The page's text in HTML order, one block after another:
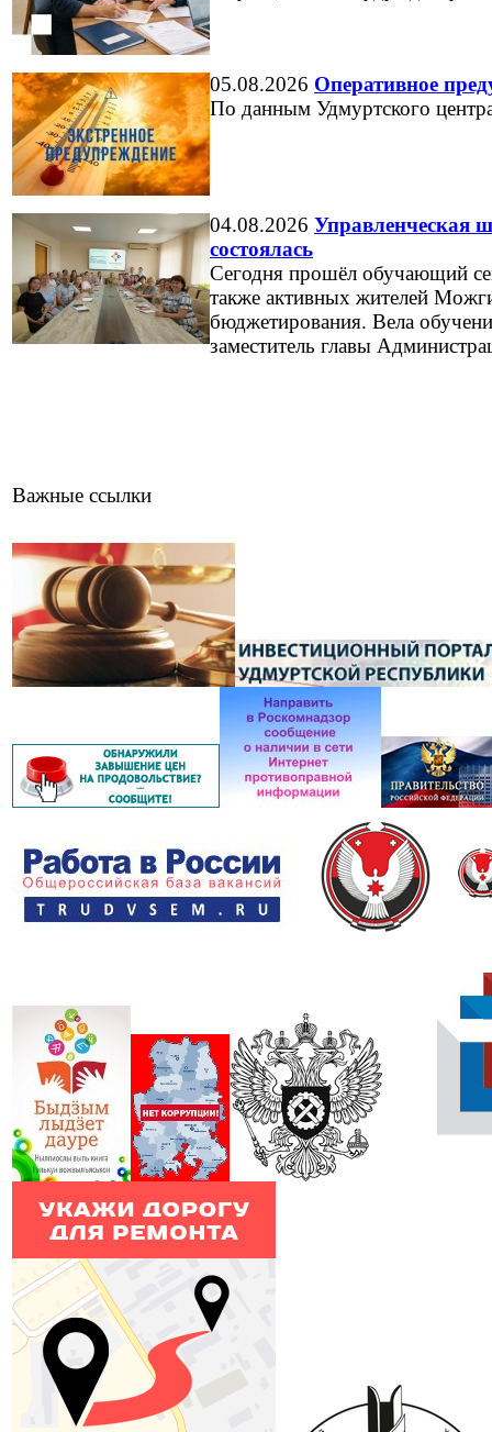
05.08.2026 Оперативное
По данным Удмуртского
04.08.2026 Управленческая
состоялась
Сегодня прошёл обучающий
также активных жителей
бюджетирования. Вела
заместитель главы
Важные ссылки